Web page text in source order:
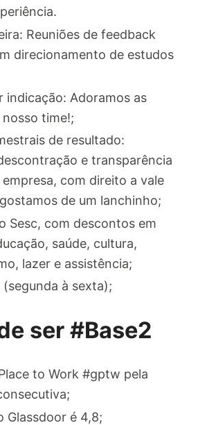
Reuniões de feedback
direcionamento de estudos
indicação: Adoramos as
time!;
de resultado:
e transparência
com direito a vale
de um lanchinho;
Sesc, com descontos em
saúde, cultura,
lazer e assistência;
à sexta);
ser #Base2
to Work #gptw pela
Glassdoor é 4,8;